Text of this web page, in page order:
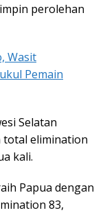
perolehan
Wasit
Pemain
Selatan
total elimination
kali.
Papua dengan
83,